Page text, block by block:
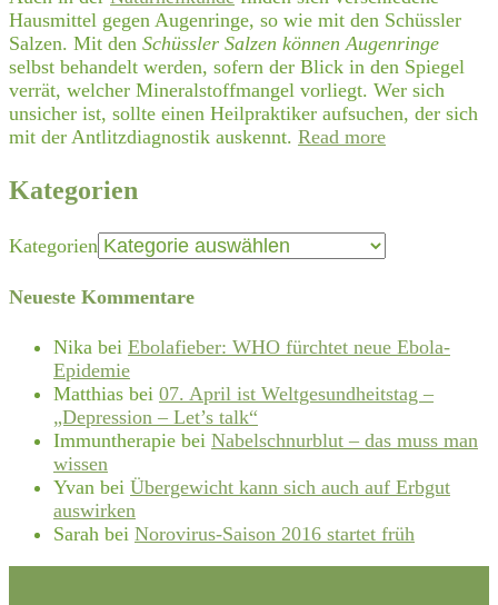
Hausmittel gegen Augenringe, so wie mit den Schüssler
Salzen. Mit den Schüssler Salzen können Augenringe
selbst behandelt werden, sofern der Blick in den Spiegel
verrät, welcher Mineralstoffmangel vorliegt. Wer sich
unsicher ist, sollte einen Heilpraktiker aufsuchen, der sich
mit der Antlitzdiagnostik auskennt. Read more
Kategorien
Kategorien
Neueste Kommentare
Nika bei Ebolafieber: WHO fürchtet neue Ebola-
Epidemie
Matthias bei 07. April ist Weltgesundheitstag –
„Depression – Let’s talk“
Immuntherapie bei Nabelschnurblut – das muss man
wissen
Yvan bei Übergewicht kann sich auch auf Erbgut
auswirken
Sarah bei Norovirus-Saison 2016 startet früh